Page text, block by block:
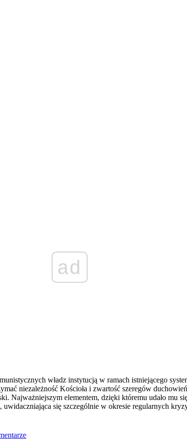
ad
władz instytucją w ramach istniejącego
niezależność Kościoła i zwartość szeregów
Najważniejszym elementem, dzięki któremu udało mu
się szczególnie w okresie regularnych